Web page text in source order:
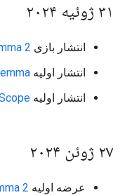
۳۱ ژوئیه ۲۰۲۴
انتشار بازی 2
انتشار اولیه
انتشار اولیه
۲۷ ژوئن ۲۰۲۴
عرضه اولیه 2